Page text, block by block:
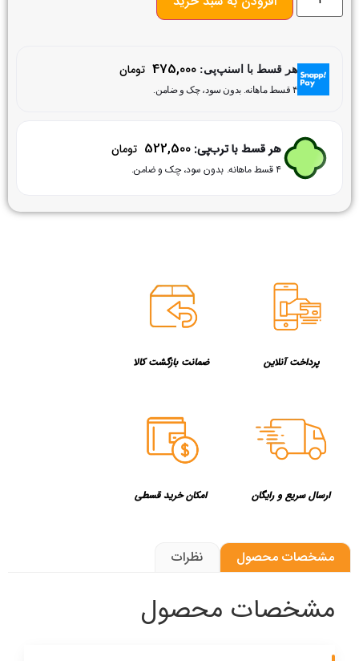
هر قسط با اسنپ‌پی: 475,000 تومان
۴ قسط ماهانه. بدون سود، چک و ضامن.
هر قسط با ترب‌پی: 522,500 تومان
۴ قسط ماهانه. بدون سود، چک و ضامن.
پرداخت آنلاین ضمانت بازگشت کالا
ارسال سریع و رایگان امکان خرید قسطی
مشخصات محصول نظرات
مشخصات محصول